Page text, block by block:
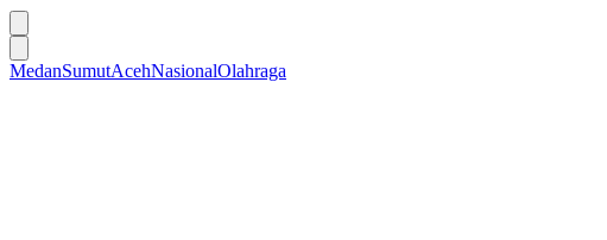
MedanSumutAcehNasionalOlahraga